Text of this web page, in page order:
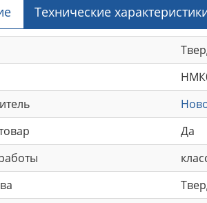
Технические
Да